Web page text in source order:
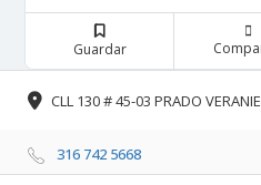
Guardar
CLL 130 # 45-03 PRADO
316 742 5668